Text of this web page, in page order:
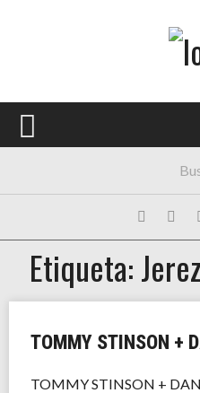
PORTADA
FESTIVALES
EXPOSICIONES
HISTORIAS
Etiqueta:
TOMMY STINSON +
TOMMY STINSON +